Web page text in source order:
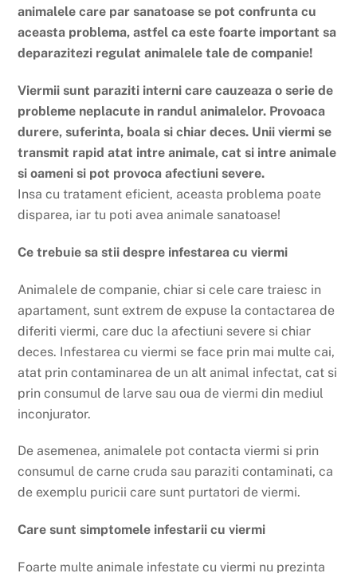
animalele care par sanatoase se pot confrunta cu
aceasta problema, astfel ca este foarte important sa
deparazitezi regulat animalele tale de companie!
Viermii sunt paraziti interni care cauzeaza o serie de
probleme neplacute in randul animalelor. Provoaca
durere, suferinta, boala si chiar deces. Unii viermi se
transmit rapid atat intre animale, cat si intre animale
si oameni si pot provoca afectiuni severe.
Insa cu tratament eficient, aceasta problema poate
disparea, iar tu poti avea animale sanatoase!
Ce trebuie sa stii despre infestarea cu viermi
Animalele de companie, chiar si cele care traiesc in
apartament, sunt extrem de expuse la contactarea de
diferiti viermi, care duc la afectiuni severe si chiar
deces. Infestarea cu viermi se face prin mai multe cai,
atat prin contaminarea de un alt animal infectat, cat si
prin consumul de larve sau oua de viermi din mediul
inconjurator.
De asemenea, animalele pot contacta viermi si prin
consumul de carne cruda sau paraziti contaminati, ca
de exemplu puricii care sunt purtatori de viermi.
Care sunt simptomele infestarii cu viermi
Foarte multe animale infestate cu viermi nu prezinta